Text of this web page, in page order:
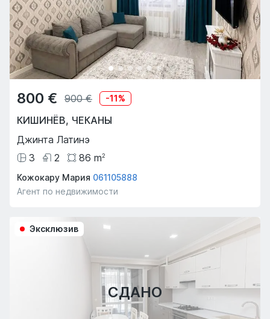
800 € 900 € -11%
КИШИНЁВ, ЧЕКАНЫ
Джинта Латинэ
3
2 86 m2
Кожокару Мария 061105888
Агент по недвижимости
СДАНО
Эксклюзив